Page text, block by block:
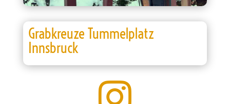
Grabkreuze Tummelplatz
Innsbruck
